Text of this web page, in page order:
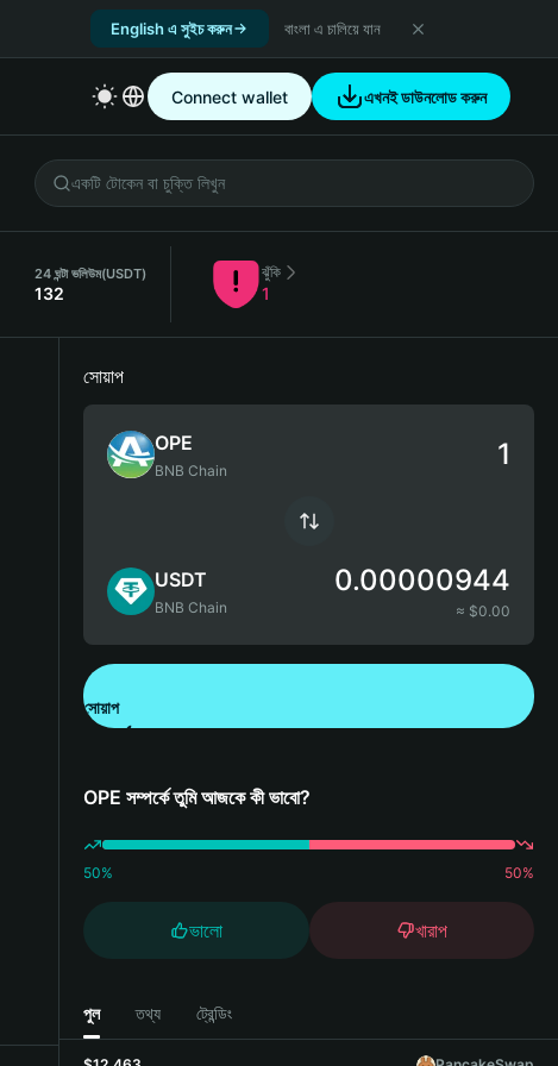
English এ সুইচ করুন বাংলা এ চালিয়ে যান
Connect wallet এখনই ডাউনলোড করুন
24 ঘন্টা ভলিউম(USDT)
132
ঝুঁকি
1
সোয়াপ
OPE
BNB Chain
USDT
BNB Chain
0.00000944
≈ $0.00
সোয়াপ
OPE সম্পর্কে তুমি আজকে কী ভাবো?
50% 50%
ভালো খারাপ
পুল তথ্য ট্রেন্ডিং